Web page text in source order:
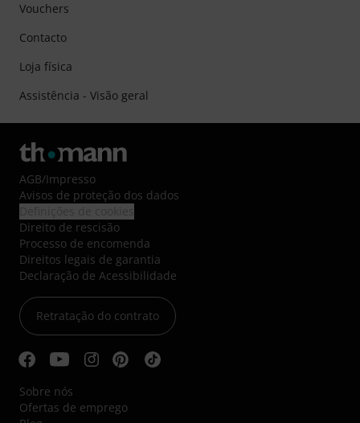
Vouchers
Contacto
Loja física
Assistência - Visão geral
AGB/Impresso
Avisos de proteção dos dados
Direito de rescisão
Processo de encomenda
Direitos legais de garantia
Declaração de Acessibilidade
Retratação do contrato
Sobre nós
Ofertas de emprego